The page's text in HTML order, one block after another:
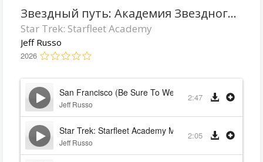
Звездный путь: Академия Звездного флота
Star Trek: Starfleet Academy
Jeff Russo
2026
San Francisco (Be Sure To Wear Flowers In Your Hair)
Jeff Russo
2:47
Star Trek: Starfleet Academy Main Title
Jeff Russo
2:05